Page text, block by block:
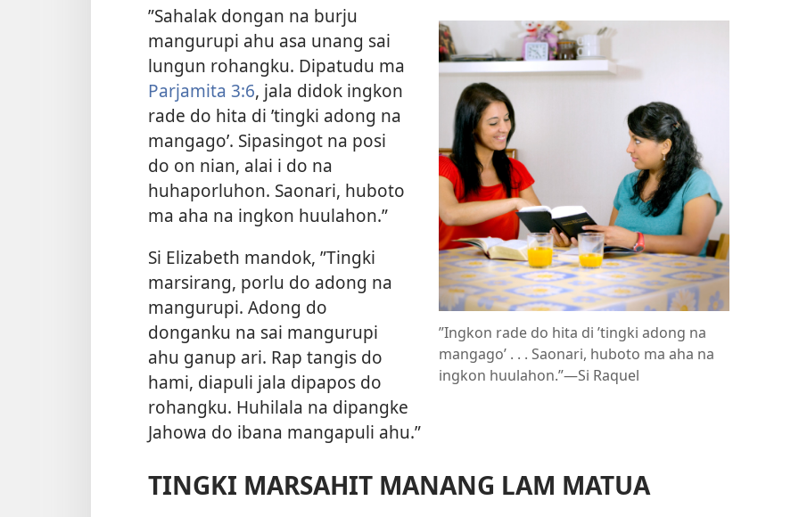
”Ingkon rade do hita di ’tingki adong na
mangago’ . . . Saonari, huboto ma aha na
ingkon huulahon.”​—Si Raquel
”Sahalak dongan na burju
mangurupi ahu asa unang sai
lungun rohangku. Dipatudu ma
Parjamita 3:6, jala didok ingkon
rade do hita di ’tingki adong na
mangago’. Sipasingot na posi
do on nian, alai i do na
huhaporluhon. Saonari, huboto
ma aha na ingkon huulahon.”
Si Elizabeth mandok, ”Tingki
marsirang, porlu do adong na
mangurupi. Adong do
donganku na sai mangurupi
ahu ganup ari. Rap tangis do
hami, diapuli jala dipapos do
rohangku. Huhilala na dipangke
Jahowa do ibana mangapuli ahu.”
TINGKI MARSAHIT MANANG LAM MATUA